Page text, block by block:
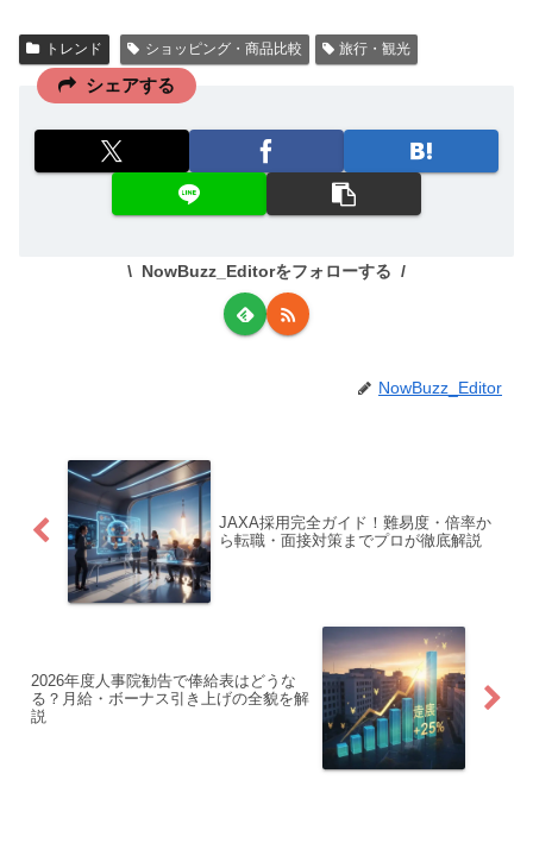
トレンド ショッピング・商品比較 旅行・観光
シェアする
NowBuzz_Editorをフォローする
NowBuzz_Editor
JAXA採用完全ガイド！難易度・倍率か
ら転職・面接対策までプロが徹底解説
2026年度人事院勧告で俸給表はどうな
る？月給・ボーナス引き上げの全貌を解
説